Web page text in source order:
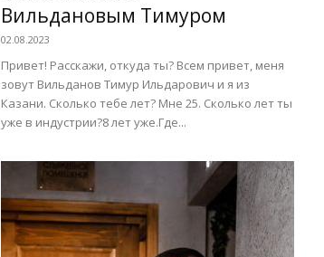
Вильдановым Тимуром
02.08.2023
Привет! Расскажи, откуда ты? Всем привет, меня
зовут Вильданов Тимур Ильдарович и я из
Казани. Сколько тебе лет? Мне 25. Сколько лет ты
уже в индустрии?8 лет уже.Где...